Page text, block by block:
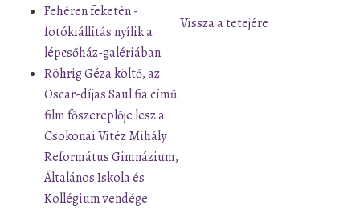
Fehéren feketén -
fotókiállítás nyílik a
lépcsőház-galériában
Röhrig Géza költő, az
Oscar-díjas Saul fia című
film főszereplője lesz a
Csokonai Vitéz Mihály
Református Gimnázium,
Általános Iskola és
Kollégium vendége
Vissza a tetejére